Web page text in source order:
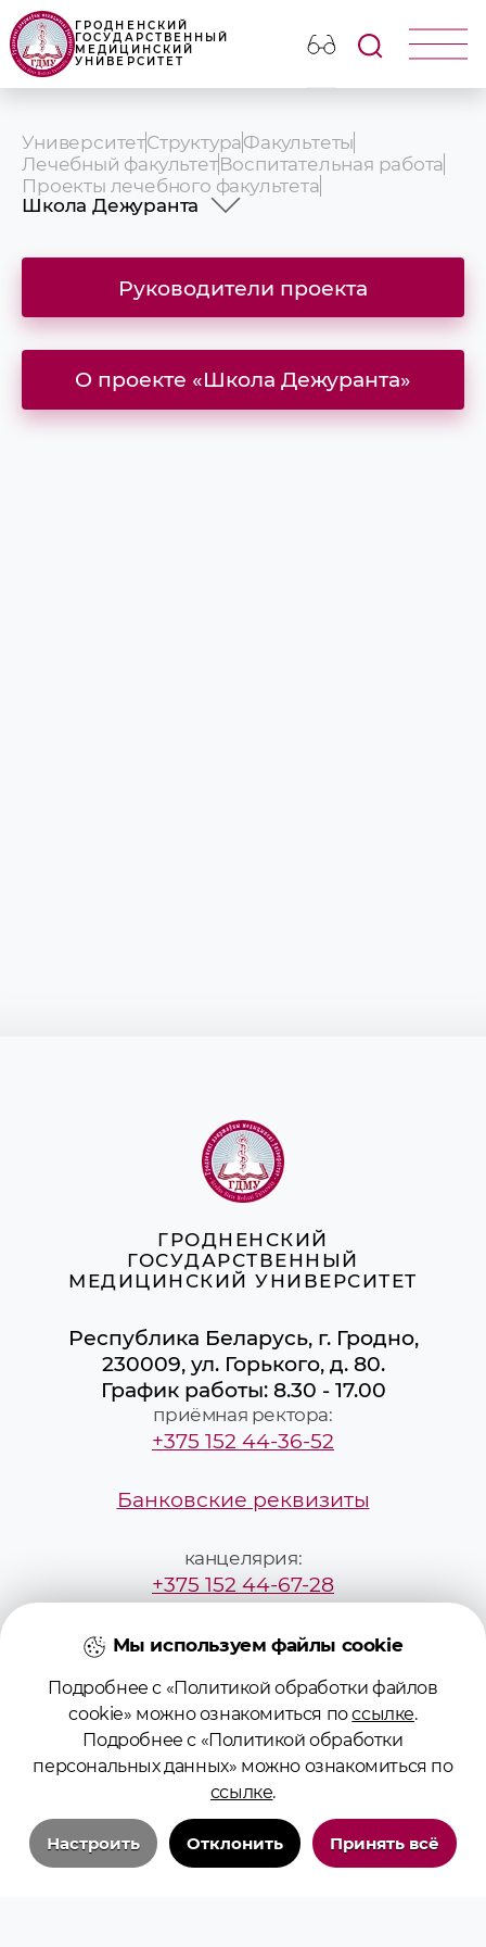
ГРОДНЕНСКИЙ
ГОСУДАРСТВЕННЫЙ
МЕДИЦИНСКИЙ
УНИВЕРСИТЕТ
УниверситетСтруктураФакультеты
Лечебный факультетВоспитательная работа
Проекты лечебного факультета
Школа Дежуранта
Проект «Школа Интерниста»
Волонтерское движение
Проект «Палаючыя вочы»
Проект «ДЕБАТЫ»
Научный клуб соуправления лечебного
факультета «Анатом»
Руководители проекта
О проекте «Школа Дежуранта»
ГРОДНЕНСКИЙ
ГОСУДАРСТВЕННЫЙ
МЕДИЦИНСКИЙ УНИВЕРСИТЕТ
Республика Беларусь, г. Гродно,
230009, ул. Горького, д. 80.
График работы: 8.30 - 17.00
приёмная ректора:
+375 152 44-36-52
Банковские реквизиты
канцелярия:
+375 152 44-67-28
mailbox@grsmu.by
приёмная комиссия:
+375295229887
pk@grsmu.by
Мы используем файлы cookie
Подробнее с «Политикой обработки файлов
cookie» можно ознакомиться поссылке.
Подробнее с «Политикой обработки
персональных данных» можно ознакомиться по
ссылке.
Настроить Отклонить Принять всё